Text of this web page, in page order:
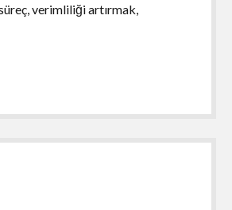
verimliliği artırmak,